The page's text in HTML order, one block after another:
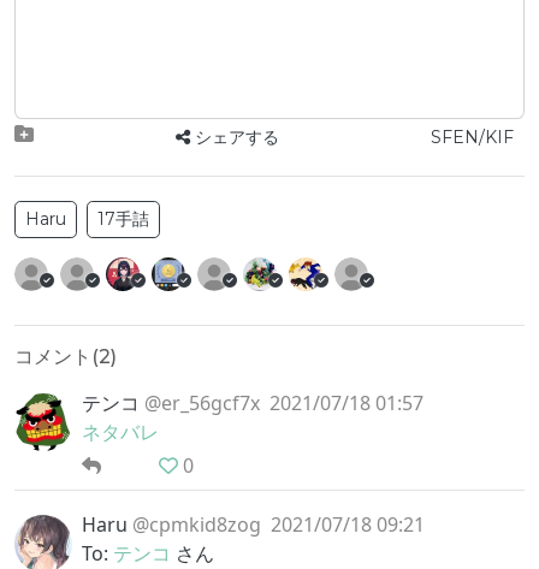
シェアする SFEN/KIF
Haru 17手詰
コメント(2)
テンコ @er_56gcf7x 2021/07/18 01:57
ネタバレ
0
Haru @cpmkid8zog 2021/07/18 09:21
To: テンコ さん